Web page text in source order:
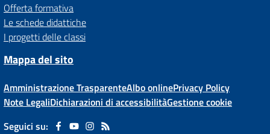
Offerta formativa
Le schede didattiche
I progetti delle classi
Mappa del sito
Amministrazione TrasparenteAlbo onlinePrivacy Policy
Note LegaliDichiarazioni di accessibilitàGestione cookie
Seguici su: